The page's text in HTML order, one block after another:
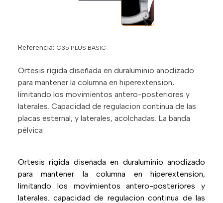
Referencia: C35 PLUS BASIC
Ortesis rígida diseñada en duraluminio anodizado
para mantener la columna en hiperextension,
limitando los movimientos antero-posteriores y
laterales. Capacidad de regulacion continua de las
placas esternal, y laterales, acolchadas. La banda
pélvica
Ortesis rígida diseñada en duraluminio anodizado
para mantener la columna en hiperextension,
limitando los movimientos antero-posteriores y
laterales. capacidad de regulacion continua de las